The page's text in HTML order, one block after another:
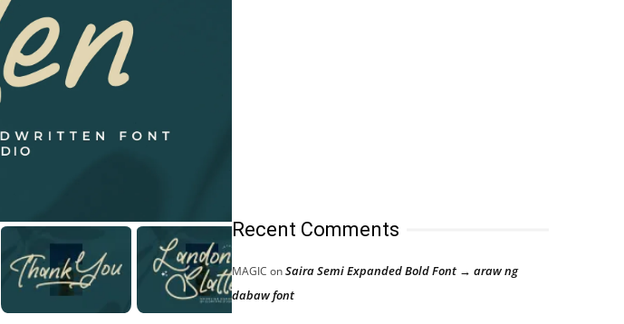
Recent Comments
MAGIC onSaira Semi Expanded Bold Font → araw ng
dabaw font